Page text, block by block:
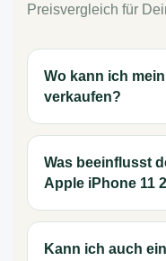
Preisvergleich für
Wo kann ich
verkaufen?
Was beeinflusst
Apple iPhone 11
Kann ich auch